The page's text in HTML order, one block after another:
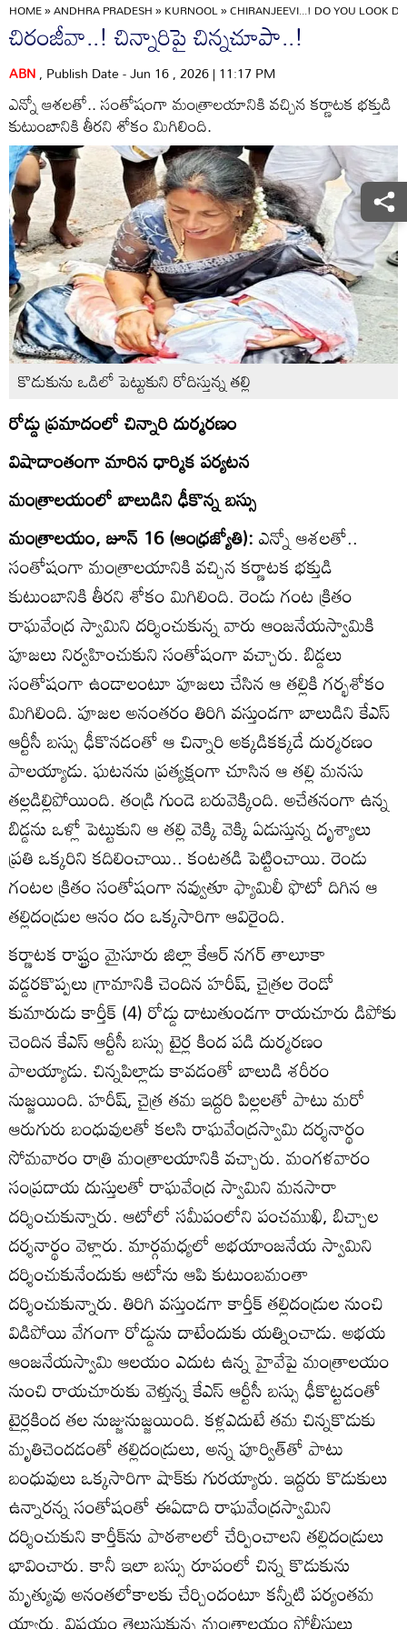
HOME»ANDHRA PRADESH»KURNOOL»CHIRANJEEVI...! DO YOU LOOK
చిరంజీవా..! చిన్నారిపై చిన్నచూపా..!
ABN, Publish Date - Jun 16 , 2026 | 11:17 PM
ఎన్నో ఆశలతో.. సంతోషంగా మంత్రాలయానికి వచ్చిన కర్ణాటక భక్తుడి
కుటుంబానికి తీరని శోకం మిగిలింది.
కొడుకును ఒడిలో పెట్టుకుని రోదిస్తున్న తల్లి
రోడ్డు ప్రమాదంలో చిన్నారి దుర్మరణం
విషాదాంతంగా మారిన ధార్మిక పర్యటన
మంత్రాలయంలో బాలుడిని ఢీకొన్న బస్సు
మంత్రాలయం, జూన్‌ 16 (ఆంధ్రజ్యోతి):ఎన్నో ఆశలతో..
సంతోషంగా మంత్రాలయానికి వచ్చిన కర్ణాటక భక్తుడి
కుటుంబానికి తీరని శోకం మిగిలింది. రెండు గంట క్రితం
రాఘవేంద్ర స్వామిని దర్శించుకున్న వారు ఆంజనేయస్వామికి
పూజలు నిర్వహించుకుని సంతోషంగా వచ్చారు. బిడ్డలు
సంతోషంగా ఉండాలంటూ పూజలు చేసిన ఆ తల్లికి గర్భశోకం
మిగిలింది. పూజల అనంతరం తిరిగి వస్తుండగా బాలుడిని కేఎస్‌
ఆర్టీసీ బస్సు ఢీకొనడంతో ఆ చిన్నారి అక్కడికక్కడే దుర్మరణం
పాలయ్యాడు. ఘటనను ప్రత్యక్షంగా చూసిన ఆ తల్లి మనసు
తల్లడిల్లిపోయింది. తండ్రి గుండె బరువెక్కింది. అచేతనంగా ఉన్న
బిడ్డను ఒళ్లో పెట్టుకుని ఆ తల్లి వెక్కి వెక్కి ఏడుస్తున్న దృశ్యాలు
ప్రతి ఒక్కరిని కదిలించాయి.. కంటతడి పెట్టించాయి. రెండు
గంటల క్రితం సంతోషంగా నవ్వుతూ ఫ్యామిలీ ఫొటో దిగిన ఆ
తల్లిదండ్రుల ఆనం దం ఒక్కసారిగా ఆవిరైంది.
కర్ణాటక రాష్ట్రం మైసూరు జిల్లా కేఆర్‌ నగర్‌ తాలూకా
వడ్డరకొప్పలు గ్రామానికి చెందిన హరీష్‌, చైత్రల రెండో
కుమారుడు కార్తీక్‌ (4) రోడ్డు దాటుతుండగా రాయచూరు డిపోకు
చెందిన కేఎస్‌ ఆర్టీసీ బస్సు టైర్ల కింద పడి దుర్మరణం
పాలయ్యాడు. చిన్నపిల్లాడు కావడంతో బాలుడి శరీరం
నుజ్జయింది. హరీష్‌, చైత్ర తమ ఇద్దరి పిల్లలతో పాటు మరో
ఆరుగురు బంధువులతో కలసి రాఘవేంద్రస్వామి దర్శనార్థం
సోమవారం రాత్రి మంత్రాలయానికి వచ్చారు. మంగళవారం
సంప్రదాయ దుస్తులతో రాఘవేంద్ర స్వామిని మనసారా
దర్శించుకున్నారు. ఆటోలో సమీపంలోని పంచముఖి, బిచ్చాల
దర్శనార్థం వెళ్లారు. మార్గమధ్యలో అభయాంజనేయ స్వామిని
దర్శించుకునేందుకు ఆటోను ఆపి కుటుంబమంతా
దర్శించుకున్నారు. తిరిగి వస్తుండగా కార్తీక్‌ తల్లిదండ్రుల నుంచి
విడిపోయి వేగంగా రోడ్డును దాటేందుకు యత్నించాడు. అభయ
ఆంజనేయస్వామి ఆలయం ఎదుట ఉన్న హైవేపై మంత్రాలయం
నుంచి రాయచూరుకు వెళ్తున్న కేఎస్‌ ఆర్టీసీ బస్సు ఢీకొట్టడంతో
టైర్లకింద తల నుజ్జునుజ్జయింది. కళ్లఎదుటే తమ చిన్నకొడుకు
మృతిచెందడంతో తల్లిదండ్రులు, అన్న పూర్విత్‌తో పాటు
బంధువులు ఒక్కసారిగా షాక్‌కు గురయ్యారు. ఇద్దరు కొడుకులు
ఉన్నారన్న సంతోషంతో ఈఏడాది రాఘవేంద్రస్వామిని
దర్శించుకుని కార్తీక్‌ను పాఠశాలలో చేర్పించాలని తల్లిదండ్రులు
భావించారు. కానీ ఇలా బస్సు రూపంలో చిన్న కొడుకును
మృత్యువు అనంతలోకాలకు చేర్చిందంటూ కన్నీటి పర్యంతమ